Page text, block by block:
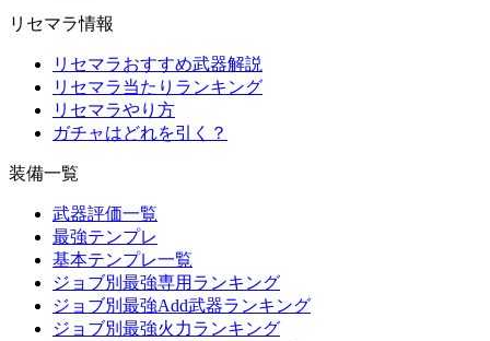
リセマラ情報
リセマラおすすめ武器解説
リセマラ当たりランキング
リセマラやり方
ガチャはどれを引く？
装備一覧
武器評価一覧
最強テンプレ
基本テンプレ一覧
ジョブ別最強専用ランキング
ジョブ別最強Add武器ランキング
ジョブ別最強火力ランキング